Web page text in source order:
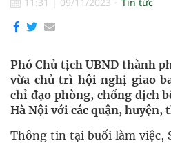
Phó Chủ tịch UBND thành
vừa chủ trì hội nghị giao
chỉ đạo phòng, chống dịch
Hà Nội với các quận, huyện,
Thông tin tại buổi làm việc,